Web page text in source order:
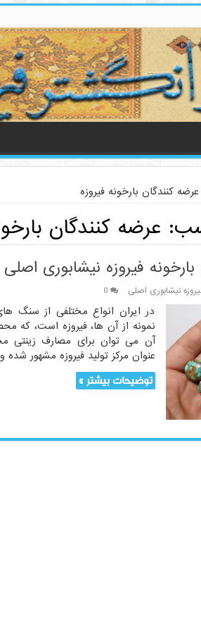
کنندگان بارخونه فیروزه
عرضه کنندگان
فیروزه نیشابوری اصلی
نیشابوری اصلی 0
در ایران انواع مختلفی از سنگ
نمونه از آن ها، فیروزه است، که
آن می توان برای مصارف زینتی
عنوان مرکز تولید فیروزه مشهور
توضیحات بیشتر »